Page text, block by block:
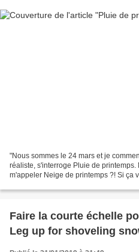
"Nous sommes le 24 mars et je
réaliste, s'interroge Pluie de
m'appeler Neige de printemps ?! Si ça
Faire la courte échelle
Leg up for shoveling